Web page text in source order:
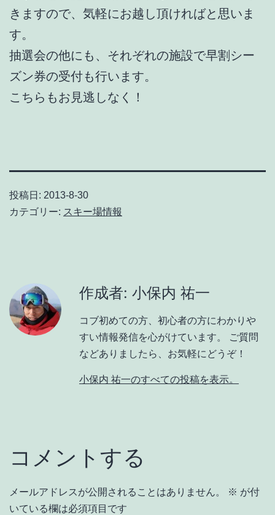
きますので、気軽にお越し頂ければと思いま
す。
抽選会の他にも、それぞれの施設で早割シー
ズン券の受付も行います。
こちらもお見逃しなく！
投稿日: 2013-8-30
カテゴリー: スキー場情報
作成者: 小保内 祐一
コブ初めての方、初心者の方にわかりや
すい情報発信を心がけています。 ご質問
などありましたら、お気軽にどうぞ！
小保内 祐一のすべての投稿を表示。
コメントする
メールアドレスが公開されることはありません。 ※ が付
いている欄は必須項目です